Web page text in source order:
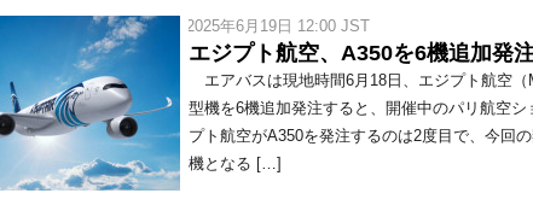
/ 2025年6月19日 12:00 JST
エジプト航空、A350を6機追加発
エアバスは現地時間6月18日、エジプト航空（
型機を6機追加発注すると、開催中のパリ航空シ
プト航空がA350を発注するのは2度目で、今回
機となる […]